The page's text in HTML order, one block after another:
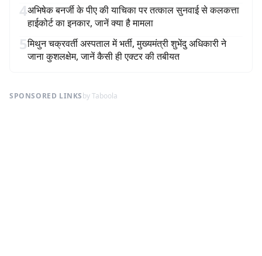
4अभिषेक बनर्जी के पीए की याचिका पर तत्काल सुनवाई से कलकत्ता
हाईकोर्ट का इनकार, जानें क्या है मामला
5मिथुन चक्रवर्ती अस्पताल में भर्ती, मुख्यमंत्री शुभेंदु अधिकारी ने
जाना कुशलक्षेम, जानें कैसी ही एक्टर की तबीयत
SPONSORED LINKSby Taboola